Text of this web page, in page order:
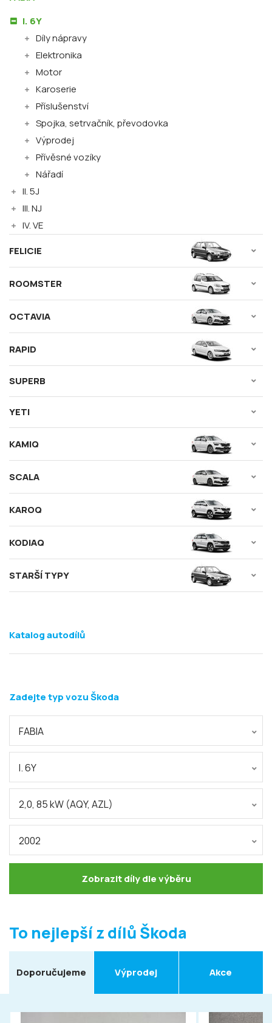
I. 6Y
Díly nápravy
Elektronika
Motor
Karoserie
Příslušenství
Spojka, setrvačník, převodovka
Výprodej
Přívěsné vozíky
Nářadí
II. 5J
III. NJ
IV. VE
FELICIE
ROOMSTER
OCTAVIA
RAPID
SUPERB
YETI
KAMIQ
SCALA
KAROQ
KODIAQ
STARŠÍ TYPY
Zadejte typ vozu Škoda
FABIA
I. 6Y
2,0, 85 kW (AQY, AZL)
2002
Zobrazit díly dle výběru
Katalog autodílů
To nejlepší z dílů Škoda
Doporučujeme Výprodej Akce